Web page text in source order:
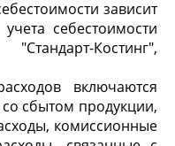
зависит
себестоимости
Костинг",
включаются
сбытом продукции,
комиссионные